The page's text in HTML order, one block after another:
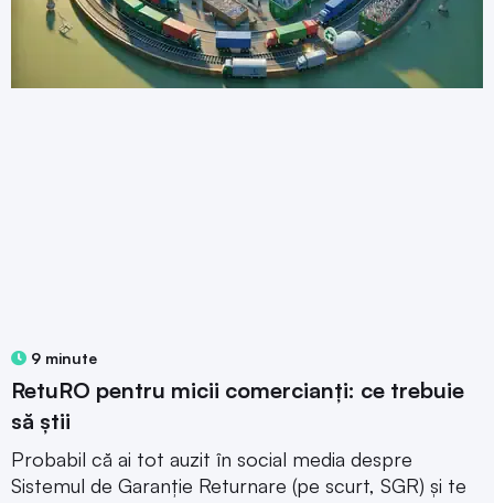
9 minute
RetuRO pentru micii comercianți: ce trebuie
să știi
Probabil că ai tot auzit în social media despre
Sistemul de Garanție Returnare (pe scurt, SGR) și te